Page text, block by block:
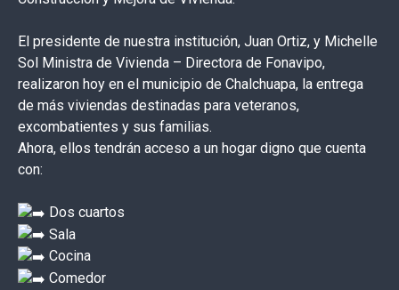
El presidente de nuestra institución, Juan Ortiz, y Michelle
Sol Ministra de Vivienda – Directora de Fonavipo,
realizaron hoy en el municipio de Chalchuapa, la entrega
de más viviendas destinadas para veteranos,
excombatientes y sus familias.
Ahora, ellos tendrán acceso a un hogar digno que cuenta
con:
Dos cuartos
Sala
Cocina
Comedor